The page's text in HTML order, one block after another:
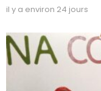
il y a environ 24 jours